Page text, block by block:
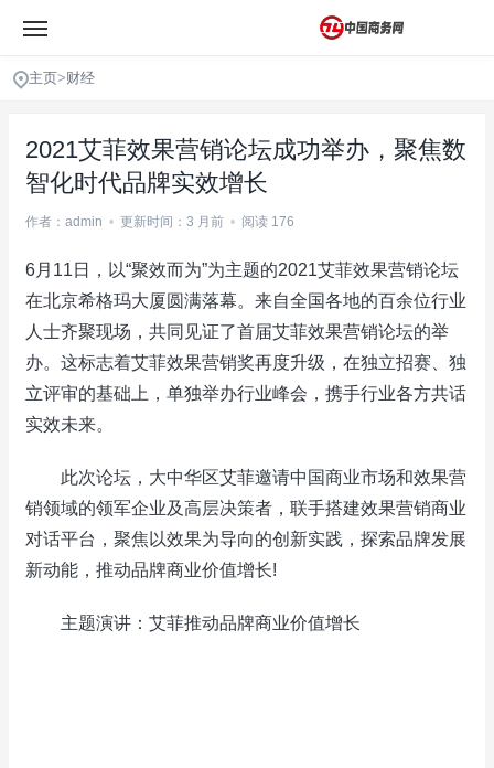
主页>财经
2021艾菲效果营销论坛成功举办，聚焦数
智化时代品牌实效增长
作者：admin • 更新时间：3 月前 • 阅读 176
6月11日，以“聚效而为”为主题的2021艾菲效果营销论坛
在北京希格玛大厦圆满落幕。来自全国各地的百余位行业
人士齐聚现场，共同见证了首届艾菲效果营销论坛的举
办。这标志着艾菲效果营销奖再度升级，在独立招赛、独
立评审的基础上，单独举办行业峰会，携手行业各方共话
实效未来。
此次论坛，大中华区艾菲邀请中国商业市场和效果营
销领域的领军企业及高层决策者，联手搭建效果营销商业
对话平台，聚焦以效果为导向的创新实践，探索品牌发展
新动能，推动品牌商业价值增长!
主题演讲：艾菲推动品牌商业价值增长